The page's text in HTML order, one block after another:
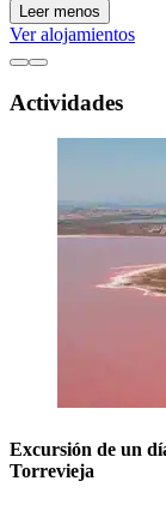
Leer menos
Ver alojamientos
Actividades
Excursión de un
Torrevieja